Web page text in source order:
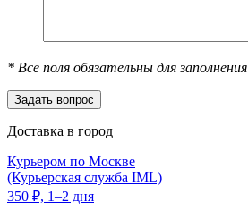
* Все поля обязательны для заполнения
Доставка в город
Курьером по Москве
(Курьерская служба IML)
350 ₽, 1–2 дня